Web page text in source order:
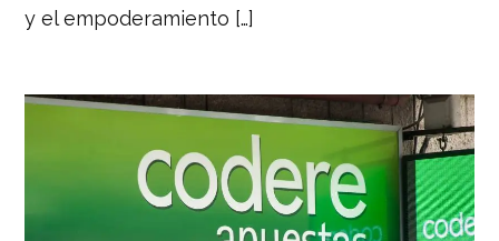
y el empoderamiento […]